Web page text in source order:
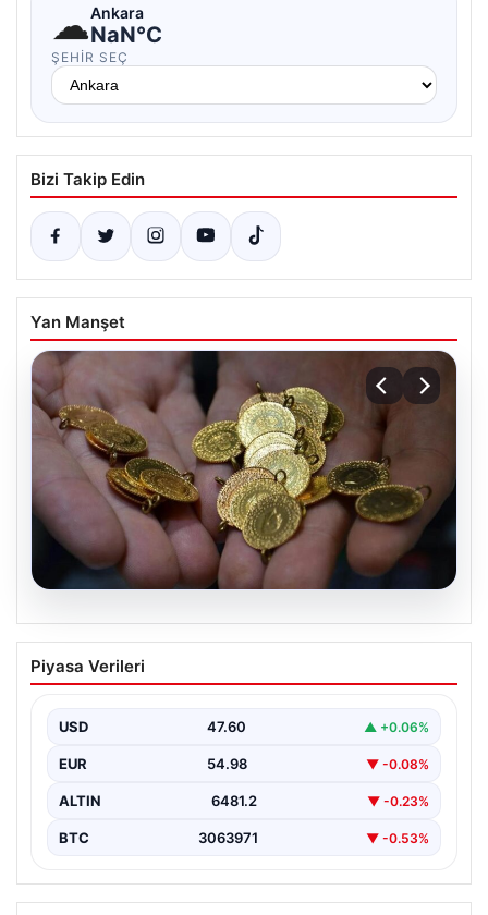
☁Ankara
NaN°C
ŞEHIR SEÇ
Bizi Takip Edin
Yan Manşet
05.08.2026
Altın fiyatları canlı 14 Nisan 2026: Altın
fiyatları ne kadar oldu? Gram, çeyrek,
fiyatları
Piyasa Verileri
USD 47.60 ▲ +0.06%
EUR 54.98 ▼ -0.08%
ALTIN 6481.2 ▼ -0.23%
BTC 3063971 ▼ -0.53%